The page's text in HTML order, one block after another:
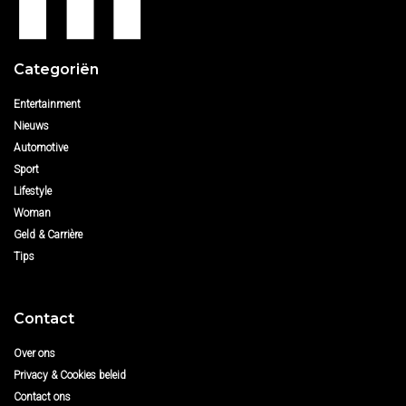
Categoriën
Entertainment
Nieuws
Automotive
Sport
Lifestyle
Woman
Geld & Carrière
Tips
Contact
Over ons
Privacy & Cookies beleid
Contact ons